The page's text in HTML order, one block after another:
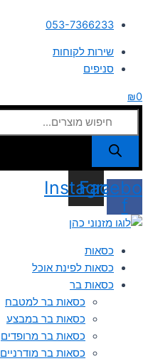
לתוכן
053-7366233
שירות לקוחות
סניפים
₪0
search
f
Instagram
כסאות
כסאות לפינת אוכל
כסאות בר
כסאות בר למטבח
כסאות בר במבצע
כסאות בר מרופדים
כסאות בר מודרניים
עבור:
עבור: